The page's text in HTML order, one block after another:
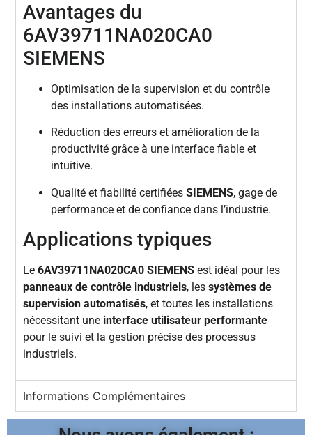
Avantages du
6AV39711NA020CA0
SIEMENS
Optimisation de la supervision et du contrôle
des installations automatisées.
Réduction des erreurs et amélioration de la
productivité grâce à une interface fiable et
intuitive.
Qualité et fiabilité certifiéesSIEMENS, gage de
performance et de confiance dans l’industrie.
Applications typiques
Le6AV39711NA020CA0 SIEMENS est idéal pour les
panneaux de contrôle industriels, lessystèmes de
supervision automatisés, et toutes les installations
nécessitant une interface utilisateur performante
pour le suivi et la gestion précise des processus
industriels.
Informations Complémentaires